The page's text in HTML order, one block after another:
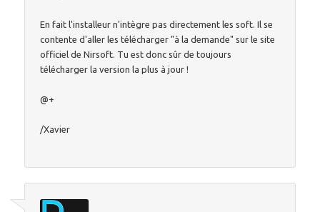
En fait l'installeur n'intègre pas directement les soft. Il se
contente d'aller les télécharger "à la demande" sur le site
officiel de Nirsoft. Tu est donc sûr de toujours
télécharger la version la plus à jour !
@+
/Xavier